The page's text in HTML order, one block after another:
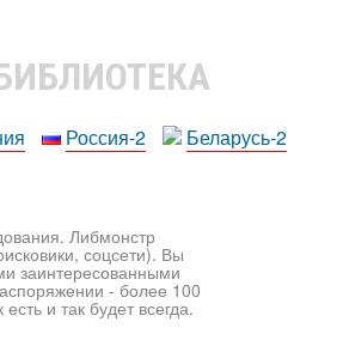
Россия-2 Беларусь-2
Либмонстр
соцсети). Вы
заинтересованными
- более 100
и так будет всегда.